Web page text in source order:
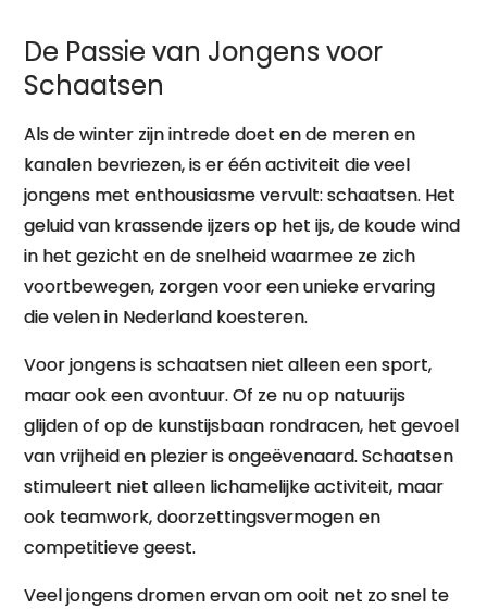
De Passie van Jongens voor
Schaatsen
Als de winter zijn intrede doet en de meren en
kanalen bevriezen, is er één activiteit die veel
jongens met enthousiasme vervult: schaatsen. Het
geluid van krassende ijzers op het ijs, de koude wind
in het gezicht en de snelheid waarmee ze zich
voortbewegen, zorgen voor een unieke ervaring
die velen in Nederland koesteren.
Voor jongens is schaatsen niet alleen een sport,
maar ook een avontuur. Of ze nu op natuurijs
glijden of op de kunstijsbaan rondracen, het gevoel
van vrijheid en plezier is ongeëvenaard. Schaatsen
stimuleert niet alleen lichamelijke activiteit, maar
ook teamwork, doorzettingsvermogen en
competitieve geest.
Veel jongens dromen ervan om ooit net zo snel te